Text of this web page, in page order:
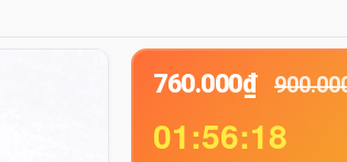
760.000₫
01:56:17